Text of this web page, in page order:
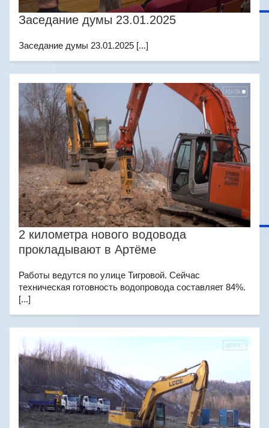
Заседание думы 23.01.2025
Заседание думы 23.01.2025 [...]
2 километра нового водовода
прокладывают в Артёме
Работы ведутся по улице Тигровой. Сейчас
техническая готовность водопровода составляет 84%.
[...]